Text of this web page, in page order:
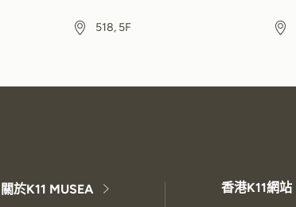
518, 5F
關於K11 MUSEA 香港K11網站